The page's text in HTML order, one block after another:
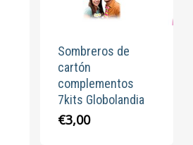
Sombreros de
cartón
complementos
7kits Globolandia
€3,00